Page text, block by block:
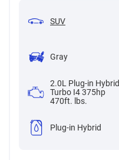
SUV
Gray
2.0L Plug-in Hybrid
Turbo I4 375hp
470ft. lbs.
Plug-in Hybrid